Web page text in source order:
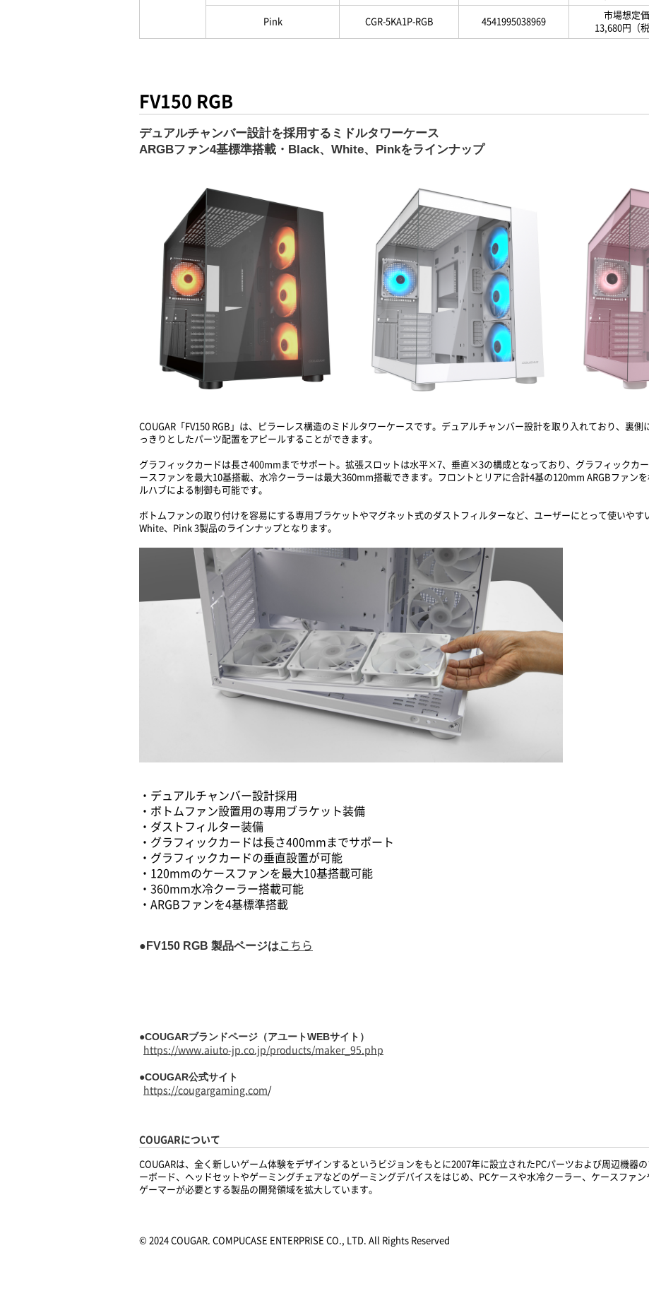
Pink CGR-5KA1P-RGB 4541995038969
市場想定
13,680円（税
FV150 RGB
デュアルチャンバー設計を採用するミドルタワーケース
ARGBファン4基標準搭載・Black、White、Pinkをラインナップ
COUGAR「FV150 RGB」は、ピラーレス構造のミドルタワーケースです。デュアルチャンバー設計を取り入れており、裏
っきりとしたパーツ配置をアピールすることができます。
グラフィックカードは長さ400mmまでサポート。拡張スロットは水平×7、垂直×3の構成となっており、グラフィックカ
ースファンを最大10基搭載、水冷クーラーは最大360mm搭載できます。フロントとリアに合計4基の120mm ARGBファン
ルハブによる制御も可能です。
ボトムファンの取り付けを容易にする専用ブラケットやマグネット式のダストフィルターなど、ユーザーにとって使いやす
White、Pink 3製品のラインナップとなります。
・デュアルチャンバー設計採用
・ボトムファン設置用の専用ブラケット装備
・ダストフィルター装備
・グラフィックカードは長さ400mmまでサポート
・グラフィックカードの垂直設置が可能
・120mmのケースファンを最大10基搭載可能
・360mm水冷クーラー搭載可能
・ARGBファンを4基標準搭載
●FV150 RGB 製品ページはこちら
●COUGARブランドページ（アユートWEBサイト）
https://www.aiuto-jp.co.jp/products/maker_95.php
●COUGAR公式サイト
https://cougargaming.com/
COUGARについて
COUGARは、全く新しいゲーム体験をデザインするというビジョンをもとに2007年に設立されたPCパーツおよび周辺機器
ーボード、ヘッドセットやゲーミングチェアなどのゲーミングデバイスをはじめ、PCケースや水冷クーラー、ケースファン
ゲーマーが必要とする製品の開発領域を拡大しています。
© 2024 COUGAR. COMPUCASE ENTERPRISE CO., LTD. All Rights Reserved